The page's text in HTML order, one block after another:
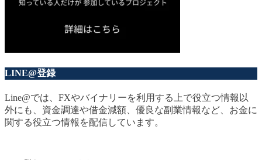
LINE@登録
Line@では、FXやバイナリーを利用する上で役立つ情報以
外にも、資金調達や借金減額、優良な副業情報など、お金に
関する役立つ情報を配信しています。